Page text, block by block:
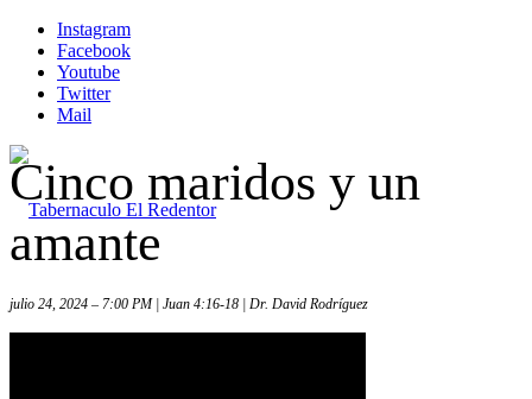
Instagram
Facebook
Youtube
Twitter
Mail
Cinco maridos y un
amante
julio 24, 2024 – 7:00 PM | Juan 4:16-18 | Dr. David Rodríguez